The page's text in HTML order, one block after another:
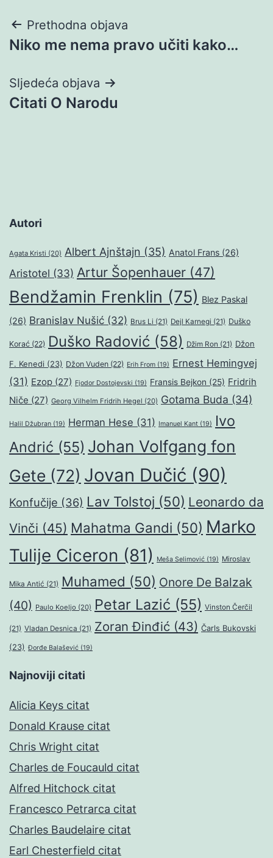
Navigacija
objava
Prethodna objava
Niko me nema pravo učiti kako…
Sljedeća objava
Citati O Narodu
Autori
Agata Kristi (20) Albert Ajnštajn (35) Anatol Frans (26)
Aristotel (33) Artur Šopenhauer (47)
Bendžamin Frenklin (75) Blez Paskal
(26) Branislav Nušić (32) Brus Li (21) Dejl Karnegi (21) Duško
Korać (22) Duško Radović (58) Džim Ron (21) Džon
F. Kenedi (23) Džon Vuden (22) Erih From (19) Ernest Hemingvej
(31) Ezop (27) Fjodor Dostojevski (19) Fransis Bejkon (25) Fridrih
Niče (27) Georg Vilhelm Fridrih Hegel (20) Gotama Buda (34)
Halil Džubran (19) Herman Hese (31) Imanuel Kant (19)
Ivo
Andrić (55) Johan Volfgang fon
Gete (72) Jovan Dučić (90)
Konfučije (36) Lav Tolstoj (50) Leonardo da
Vinči (45) Mahatma Gandi (50) Marko
Tulije Ciceron (81) Meša Selimović (19) Miroslav
Mika Antić (21) Muhamed (50) Onore De Balzak
(40) Paulo Koeljo (20) Petar Lazić (55) Vinston Čerčil
(21) Vladan Desnica (21) Zoran Đinđić (43) Čarls Bukovski
(23) Đorđe Balašević (19)
Najnoviji citati
Alicia Keys citat
Donald Krause citat
Chris Wright citat
Charles de Foucauld citat
Alfred Hitchock citat
Francesco Petrarca citat
Charles Baudelaire citat
Earl Chesterfield citat